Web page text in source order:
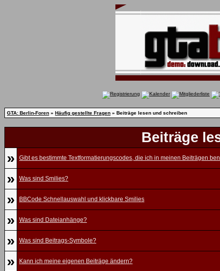
GTA: Berlin-Foren » Häufig gestellte Fragen » Beiträge lesen und schreiben
Beiträge
»
Gibt es bestimmte Textformatierungscodes, die ich in meinen Beiträgen
» Was sind Smilies?
» BBCode Schnellauswahl und klickbare Smilies
» Was sind Dateianhänge?
» Was sind Beitrags-Symbole?
» Kann ich meine eigenen Beiträge ändern?